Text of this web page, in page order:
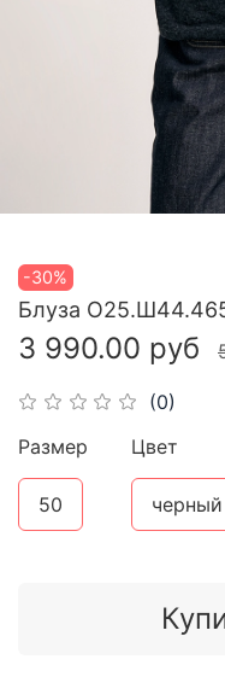
-30%
(0)
Блуза
3 990.00 руб
Размер
50
Цвет
черный